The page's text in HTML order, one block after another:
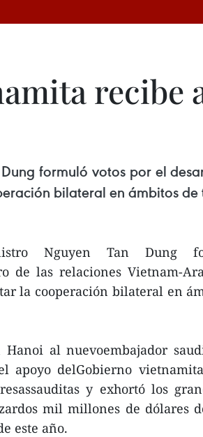
recibe
formuló votos por el
bilateral en ámbitos
Nguyen Tan Dung
de las relaciones Vietnam-
la cooperación bilateral en
al nuevoembajador
apoyo delGobierno
y exhortó los
mil millones de dólares
este año.